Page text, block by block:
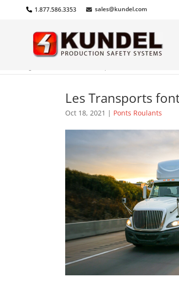
1.877.586.3353 sales@kundel.com
Les Transports
Oct 18, 2021 | Ponts Roulants